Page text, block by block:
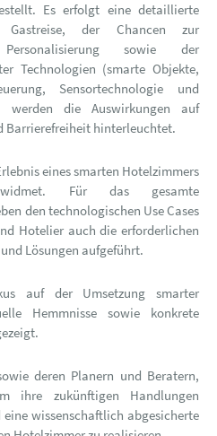
Es erfolgt eine detaillierte
der Chancen zur
sowie der
Technologien (smarte Objekte,
Sensortechnologie und
die Auswirkungen auf
Barrierefreiheit hinterleuchtet.
eines smarten Hotelzimmers
Für das gesamte
den technologischen Use Cases
Hotelier auch die erforderlichen
Lösungen aufgeführt.
auf der Umsetzung smarter
Hemmnisse sowie konkrete
deren Planern und Beratern,
ihre zukünftigen Handlungen
wissenschaftlich abgesicherte